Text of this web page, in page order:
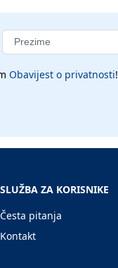
Obavijest o privatnosti!
SLUŽBA ZA KORISNIKE
Česta pitanja
Kontakt